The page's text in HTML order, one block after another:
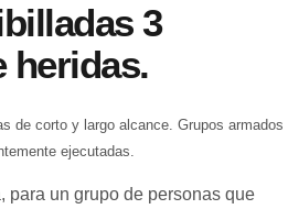
3
heridas.
de corto y largo alcance. Grupos armados
ejecutadas.
para un grupo de personas que